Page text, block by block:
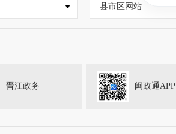
县市区网站
晋江政务 闽政通APP